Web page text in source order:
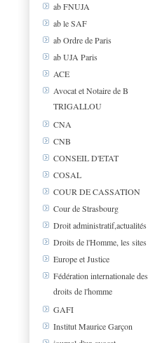
ab FNUJA
ab le SAF
ab Ordre de Paris
ab UJA Paris
ACE
Avocat et Notaire de B
TRIGALLOU
CNA
CNB
CONSEIL D'ETAT
COSAL
COUR DE CASSATION
Cour de Strasbourg
Droit administratif,actualités
Droits de l'Homme, les sites
Europe et Justice
Fédération internationale des
droits de l'homme
GAFI
Institut Maurice Garçon